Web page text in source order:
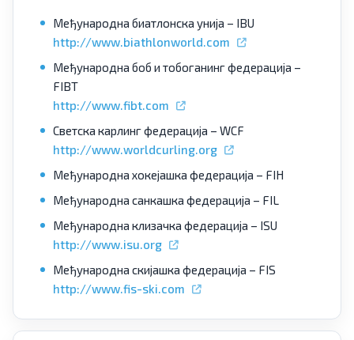
Међународна биатлонска унија – IBU
http://www.biathlonworld.com
Међународна боб и тобоганинг федерација –
FIBT
http://www.fibt.com
Светска карлинг федерација – WCF
http://www.worldcurling.org
Међународна хокејашка федерација – FIH
Међународна санкашка федерација – FIL
Међународна клизачка федерација – ISU
http://www.isu.org
Међународна скијашка федерација – FIS
http://www.fis-ski.com